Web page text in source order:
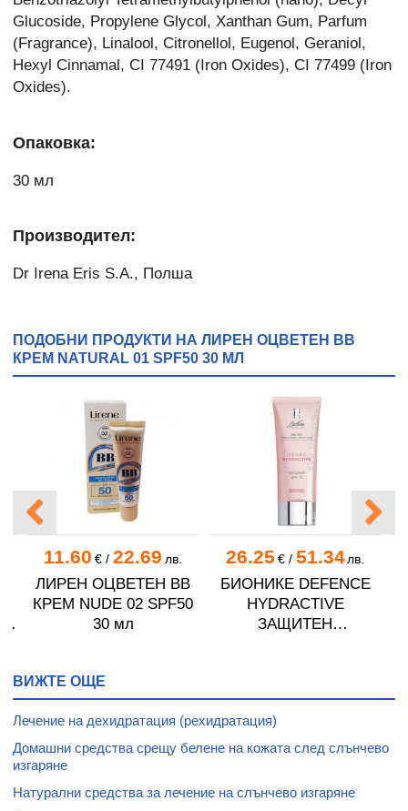
Glucoside, Propylene Glycol, Xanthan Gum, Parfum
(Fragrance), Linalool, Citronellol, Eugenol, Geraniol,
Hexyl Cinnamal, CI 77491 (Iron Oxides), CI 77499 (Iron
Oxides).
Опаковка:
30 мл
Производител:
Dr Irena Eris S.A., Полша
ПОДОБНИ ПРОДУКТИ НА ЛИРЕН ОЦВЕТЕН ВВ
КРЕМ NATURAL 01 SPF50 30 МЛ
11.60 € / 22.69 лв.
ЛИРЕН ОЦВЕТЕН ВВ
КРЕМ NUDE 02 SPF50
30 мл
26.25 €/ 51.34 лв.
БИОНИКЕ DEFENCE
HYDRACTIVE
ЗАЩИТЕН
ВИЖТЕ ОЩЕ
Лечение на дехидратация (рехидратация)
Домашни средства срещу белене на кожата след слънчево
изгаряне
Натурални средства за лечение на слънчево изгаряне